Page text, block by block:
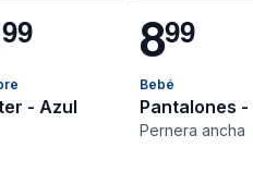
99
- Azul
899
Bebé
Pantalones -
Pernera ancha